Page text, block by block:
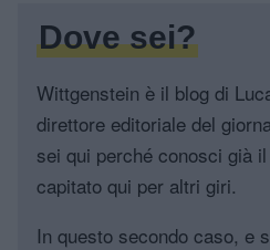
Dove sei?
Wittgenstein è il blog di
direttore editoriale del
sei qui perché conosci già
capitato qui per altri giri.
In questo secondo caso, e